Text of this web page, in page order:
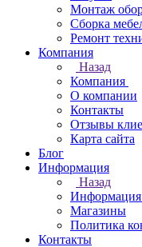
Монтаж
Сборка
Ремонт
Компания
Назад
Компания
О компании
Контакты
Отзывы
Карта сайта
Блог
Информация
Назад
Информация
Магазины
Политика
Контакты